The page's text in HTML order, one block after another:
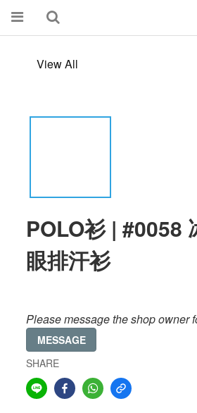
View All
POLO衫 | #0058
眼排汗衫
Please message the shop owner
MESSAGE
SHARE